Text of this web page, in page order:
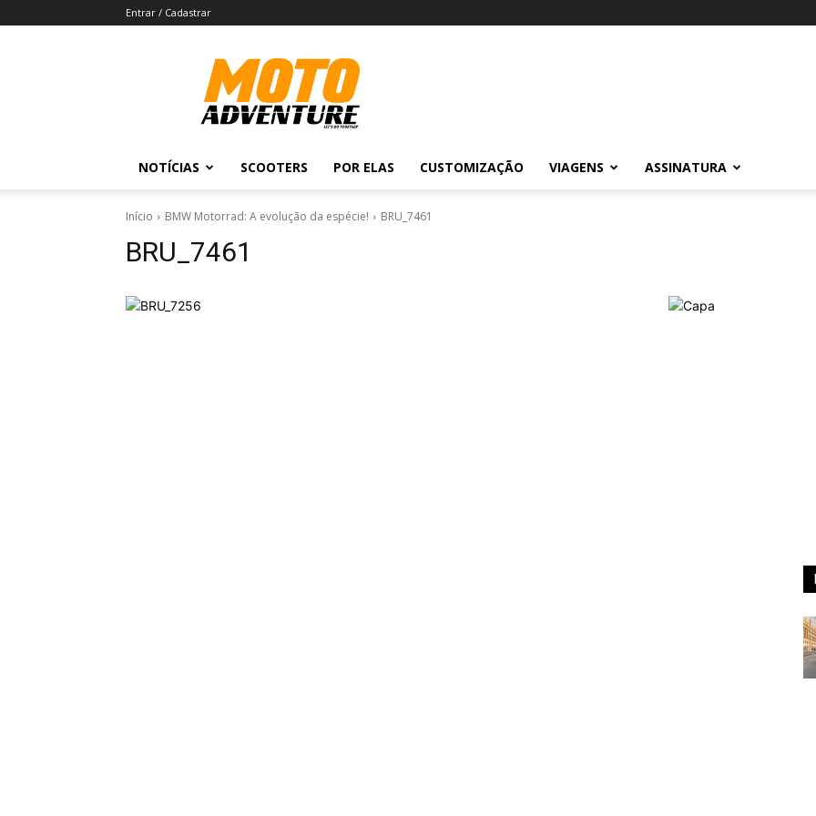
Entrar / Cadastrar
Revista
Moto
Adventure
NOTÍCIAS SCOOTERS POR ELAS CUSTOMIZAÇÃO VIAGENS ASSINATURA
Início BMW Motorrad: A evolução da espécie! BRU_7461
BRU_7461